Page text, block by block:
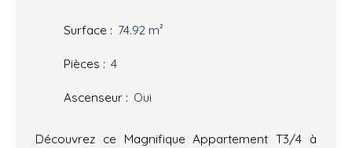
Surface : 74.92 m²
Pièces : 4
Ascenseur : Oui
Découvrez ce Magnifique Appartement T3/4 à